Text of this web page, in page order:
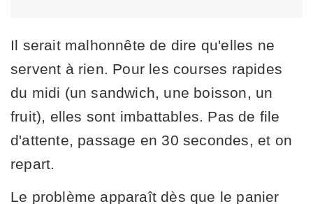
Il serait malhonnête de dire qu'elles ne
servent à rien. Pour les courses rapides
du midi (un sandwich, une boisson, un
fruit), elles sont imbattables. Pas de file
d'attente, passage en 30 secondes, et on
repart.
Le problème apparaît dès que le panier